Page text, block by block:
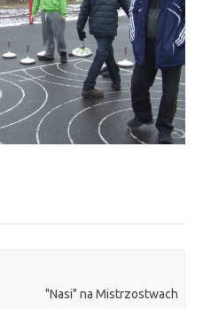
"Nasi" na Mistrzostwach